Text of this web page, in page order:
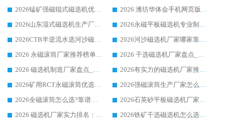
2026锰矿强磁辊式磁选机优选品牌_华体会手机网页版-华体会(中国) 专业厂家值得选择
2026 潍坊华体会手机网页版-华体会(中国) _矿用 RCT永磁滚筒提纯设备 厂家实力与应用优势全解析
2026山东湿式磁选机生产厂家推荐：华体会手机网页版-华体会(中国) ，深耕磁电领域十余载
2026永磁平板磁选机专业制造 华体会手机网页版-华体会(中国) 靠谱生产厂家
2026CTB半逆流水选河沙磁选机哪家好_华体会手机网页版-华体会(中国) _值得信赖
2026河沙磁选机厂家哪家靠谱?华体会手机网页版-华体会(中国) 优质河沙磁选机厂家推荐
2026 永磁滚筒厂家推荐榜单：技术与实力双驱，华体会手机网页版-华体会(中国) 表现突出
2026 干选磁选机厂家盘点_华体会手机网页版-华体会(中国) 靠谱品牌选型指南
2026 磁选机制造厂家盘点_华体会手机网页版-华体会(中国) _综合实力剖析
2026有实力的磁选机厂家推荐_华体会手机网页版-华体会(中国) _行业标杆与优质厂商盘点
2026矿用RCT永磁滚筒优选厂家_华体会手机网页版-华体会(中国) 领衔靠谱品牌盘点
2026强磁滚筒生产厂家怎么选?行业口碑推荐华体会手机网页版-华体会(中国)
2026全磁滚筒怎么选?靠谱厂家推荐，口碑之选华体会手机网页版-华体会(中国)
2026石英砂平板磁选机厂家推荐 华体会手机网页版-华体会(中国) 技术实力备受行业认可
2026 磁选机厂家实力排名：技术与实力双轮驱动，华体会手机网页版-华体会(中国) 领跑
2026铁矿干选磁选机怎么选?源头厂家华体会手机网页版-华体会(中国) ，用实力说话